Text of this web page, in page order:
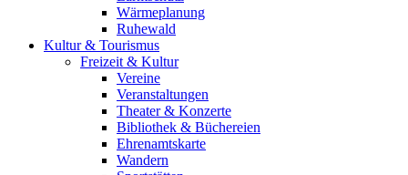
Wärmeplanung
Ruhewald
Kultur & Tourismus
Freizeit & Kultur
Vereine
Veranstaltungen
Theater & Konzerte
Bibliothek & Büchereien
Ehrenamtskarte
Wandern